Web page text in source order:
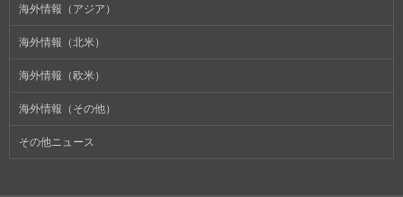
海外情報（アジア）
海外情報（北米）
海外情報（欧米）
海外情報（その他）
その他ニュース